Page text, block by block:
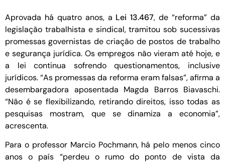
Aprovada há quatro anos, a Lei 13.467, de “reforma” da
legislação trabalhista e sindical, tramitou sob sucessivas
promessas governistas de criação de postos de trabalho
e segurança jurídica. Os empregos não vieram até hoje, e
a lei continua sofrendo questionamentos, inclusive
jurídicos. “As promessas da reforma eram falsas”, afirma a
desembargadora aposentada Magda Barros Biavaschi.
“Não é se flexibilizando, retirando direitos, isso todas as
pesquisas mostram, que se dinamiza a economia”,
acrescenta.
Para o professor Marcio Pochmann, há pelo menos cinco
anos o país “perdeu o rumo do ponto de vista da